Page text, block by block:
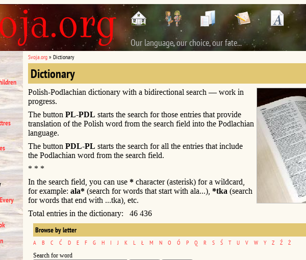
Our language, our choice, our fate...
Svoja.org » Dictionary
Dictionary
Polish-Podlachian dictionary with a bidirectional search — work in
progress.
The button PL-PDL starts the search for those entries that provide
translation of the Polish word from the search field into the Podlachian
language.
The button PDL-PL starts the search for all the entries that include
the Podlachian word from the search field.
* * *
In the search field, you can use * character (asterisk) for a wildcard,
for example: ala* (search for words that start with ala...), *tka (search
for words that end with ...tka), etc.
Total entries in the dictionary: 46 436
Browse by letter
A B C Ć D E F G H I J K L Ł M N O Ó P Q R S Ś T U V W Y Z Ź Ż
Search for word